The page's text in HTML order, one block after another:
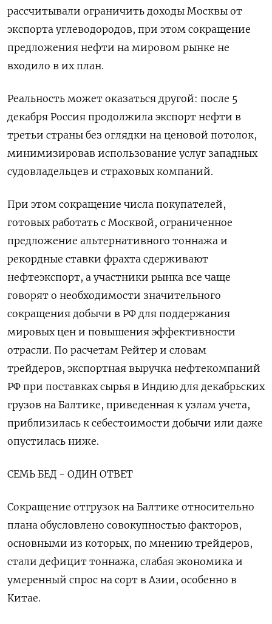
рассчитывали ограничить доходы Москвы от
экспорта углеводородов, при этом сокращение
предложения нефти на мировом рынке не
входило в их план.
Реальность может оказаться другой: после 5
декабря Россия продолжила экспорт нефти в
третьи страны без оглядки на ценовой потолок,
минимизировав использование услуг западных
судовладельцев и страховых компаний.
При этом сокращение числа покупателей,
готовых работать с Москвой, ограниченное
предложение альтернативного тоннажа и
рекордные ставки фрахта сдерживают
нефтеэкспорт, а участники рынка все чаще
говорят о необходимости значительного
сокращения добычи в РФ для поддержания
мировых цен и повышения эффективности
отрасли. По расчетам Рейтер и словам
трейдеров, экспортная выручка нефтекомпаний
РФ при поставках сырья в Индию для декабрьских
грузов на Балтике, приведенная к узлам учета,
приблизилась к себестоимости добычи или даже
опустилась ниже.
СЕМЬ БЕД - ОДИН ОТВЕТ
Сокращение отгрузок на Балтике относительно
плана обусловлено совокупностью факторов,
основными из которых, по мнению трейдеров,
стали дефицит тоннажа, слабая экономика и
умеренный спрос на сорт в Азии, особенно в
Китае.